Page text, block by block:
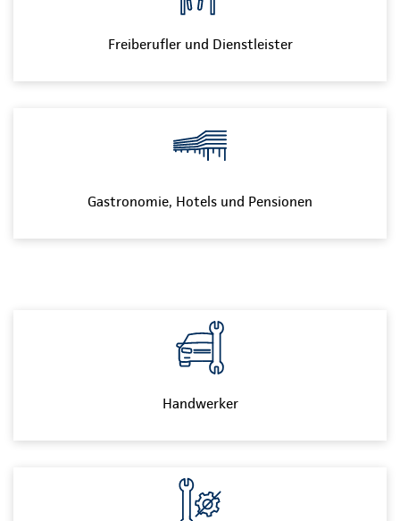
Freiberufler und Dienstleister
Gastronomie, Hotels und Pensionen
Handwerker